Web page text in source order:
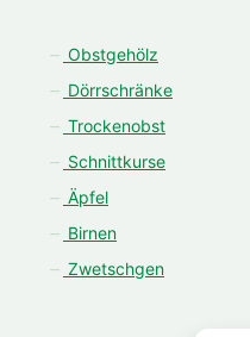
Obstgehölz
Dörrschränke
Trockenobst
Schnittkurse
Äpfel
Birnen
Zwetschgen